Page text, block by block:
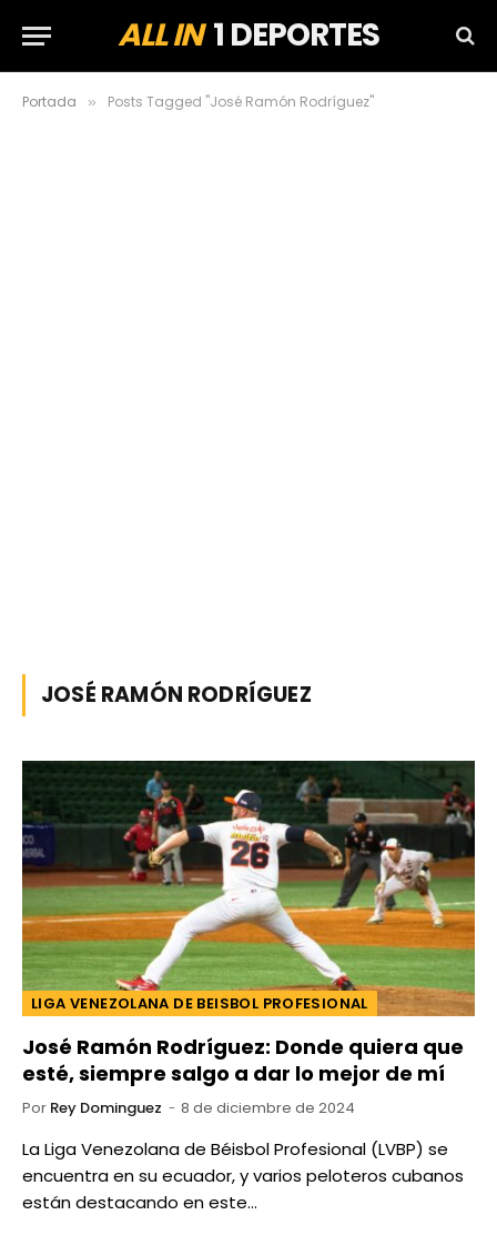
ALL IN1 DEPORTES
Portada » Posts Tagged "José Ramón Rodríguez"
JOSÉ RAMÓN RODRÍGUEZ
LIGA VENEZOLANA DE BEISBOL PROFESIONAL
José Ramón Rodríguez: Donde quiera que
esté, siempre salgo a dar lo mejor de mí
Por Rey Dominguez 8 de diciembre de 2024
La Liga Venezolana de Béisbol Profesional (LVBP) se
encuentra en su ecuador, y varios peloteros cubanos
están destacando en este…